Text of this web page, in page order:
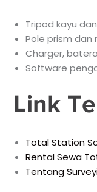
Tripod kayu
Pole prism dan
Charger,
Software
Link
Total Station
Rental Sewa
Tentang